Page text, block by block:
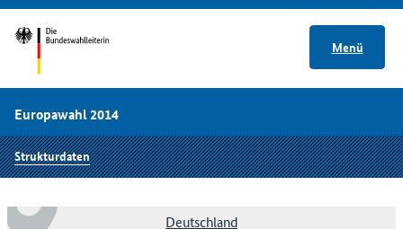
Menü
Europawahl 2014
Strukturdaten
Deutschland